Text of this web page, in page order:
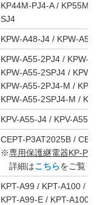
KP44M-PJ4-A / KP55M-
SJ4
KPW-A48-J4 / KPW-
KPW-A55-2PJ4 / KPW-
KPW-A55-2SPJ4 /
KPW-A55-2PJ4-M /
KPW-A55-2SPJ4-M /
KPV-A55-J4 / KPV-A55-
CEPT-P3AT2025B /
※専用保護継電器KP-
詳細はこちらをご覧く
KPT-A99 / KPT-A100 /
KPT-A99-E / KPT-A100-